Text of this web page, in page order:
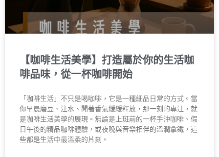
【咖啡生活美學】打造屬於你的生活咖
啡品味，從一杯咖啡開始
「咖啡生活」不只是喝咖啡，它是一種細品日常的方式。當
你早晨磨豆、注水、聞著香氣緩緩釋放，那一刻的專注，就
是咖啡生活美學的展現。無論是上班前的一杯手沖咖啡、假
日午後的精品咖啡體驗，或夜晚與音樂相伴的溫潤拿鐵，這
些都是生活中最溫柔的片刻。